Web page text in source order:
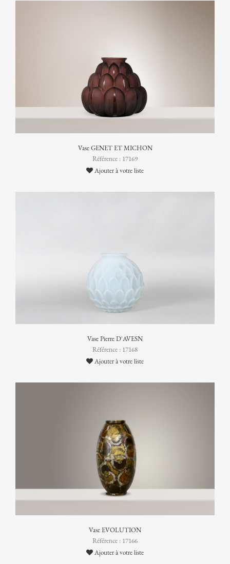
Vase GENET ET MICHON
Référence : 17169
Ajouter à votre liste
Vase Pierre D'AVESN
Référence : 17168
Ajouter à votre liste
Vase EVOLUTION
Référence : 17166
Ajouter à votre liste